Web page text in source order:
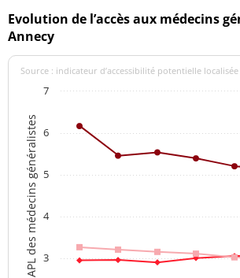
Evolution de l’accès aux médecins
Annecy
APL des médecins généralistes
Source : indicateur d’accessibilité potentielle localisée
3
4
5
6
7